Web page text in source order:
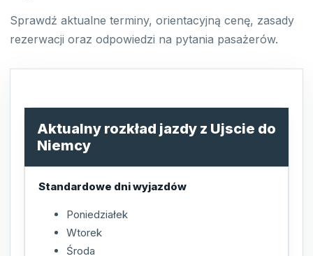
Sprawdź aktualne terminy, orientacyjną cenę, zasady
rezerwacji oraz odpowiedzi na pytania pasażerów.
Aktualny rozkład jazdy z Ujscie do
Niemcy
Standardowe dni wyjazdów
Poniedziałek
Wtorek
Środa